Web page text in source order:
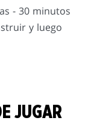
- 30 minutos
y luego
JUGAR